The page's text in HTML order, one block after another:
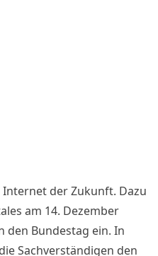
der Zukunft. Dazu
am 14. Dezember
den Bundestag ein. In
Sachverständigen den